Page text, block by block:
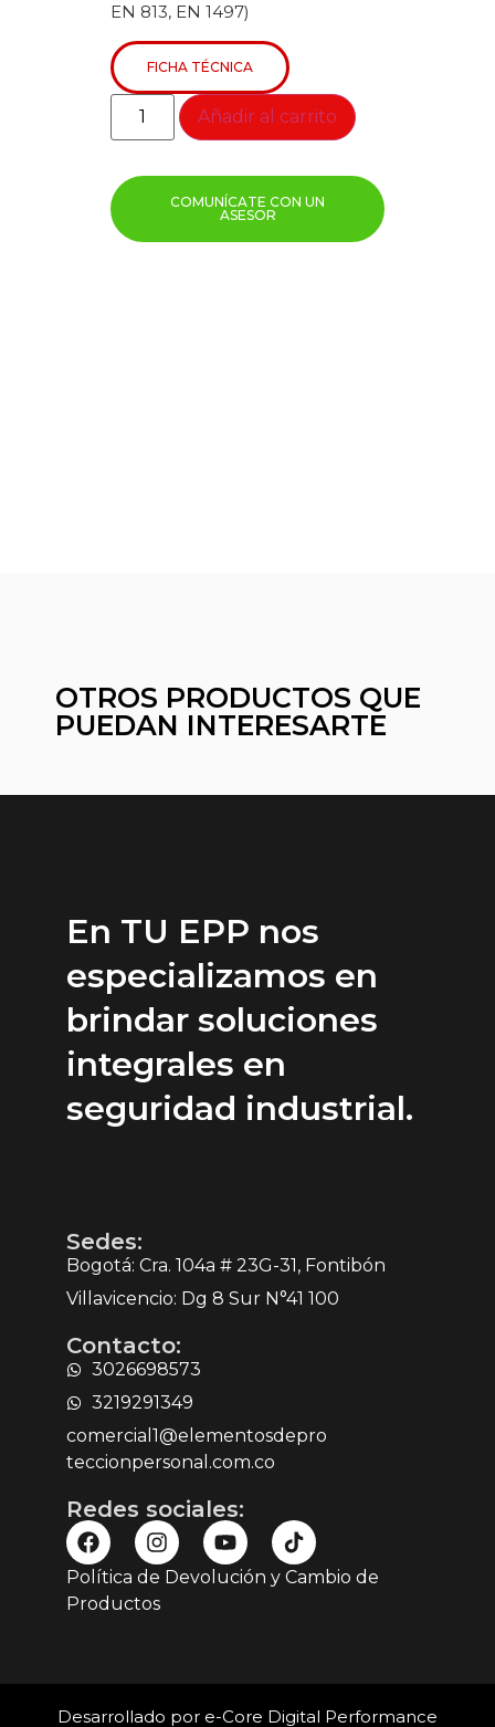
EN 813, EN 1497)
FICHA TÉCNICA
Añadir al carrito
COMUNÍCATE CON UN
ASESOR
OTROS PRODUCTOS QUE
PUEDAN INTERESARTE
En TU EPP nos
especializamos en
brindar soluciones
integrales en
seguridad industrial.
Sedes:
Bogotá: Cra. 104a # 23G-31, Fontibón
Villavicencio: Dg 8 Sur N°41 100
Contacto:
3026698573
3219291349
comercial1@elementosdepro
teccionpersonal.com.co
Redes sociales:
Política de Devolución y Cambio de
Productos
Desarrollado por e-Core Digital Performance